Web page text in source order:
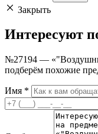
Закрыть
Интересуют
№27194 —
подберём похожие
Имя *